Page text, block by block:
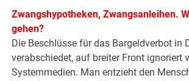
Zwangshypotheken, Zwangsanleihen.
gehen?
Die Beschlüsse für das Bargeldverbot in
verabschiedet, auf breiter Front ignoriert
Systemmedien. Man entzieht den